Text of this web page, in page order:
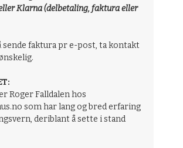
Klarna (delbetaling, faktura eller
sende faktura pr e-post, ta kontakt
Roger Falldalen hos
som har lang og bred erfaring
deriblant å sette i stand